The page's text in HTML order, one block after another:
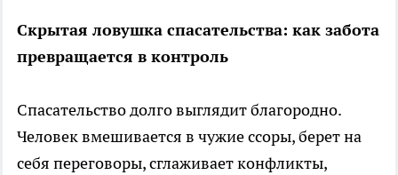
Скрытая ловушка спасательства: как забота
превращается в контроль
Спасательство долго выглядит благородно.
Человек вмешивается в чужие ссоры, берет на
себя переговоры, сглаживает конфликты,